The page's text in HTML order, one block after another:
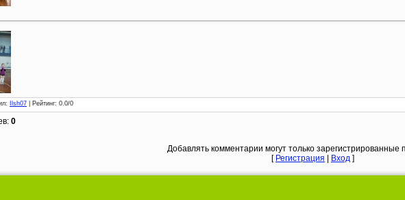
: Ilsh07 Рейтинг: 0.0/0
: 0
Добавлять комментарии могут только зарегистрированные
[ Регистрация Вход ]